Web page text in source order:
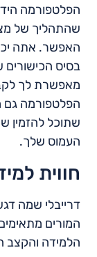
הפלטפורמה
שהתהליך של
האפשר. אתה
בסיס הכישורים
מאפשרת לך
הפלטפורמה גם
שתוכל להזמין
העמוס שלך.
חווית
דרייבלי שמה
המורים
הלמידה והקצב